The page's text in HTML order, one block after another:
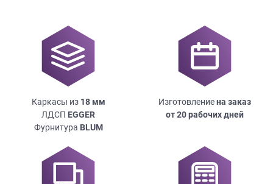
Каркасы из 18мм
ЛДСП EGGER
Фурнитура BLUM
Изготовлениена заказ
от 20 рабочих дней